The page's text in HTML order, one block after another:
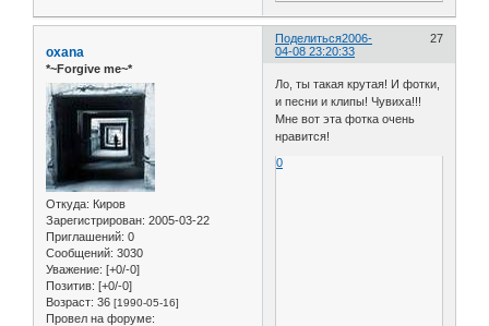
Поделиться 27
2006-
04-08 23:20:33
oxana
*~Forgive me~*
Откуда: Киров
Зарегистрирован: 2005-03-22
Приглашений: 0
Сообщений: 3030
Уважение: [+0/-0]
Позитив: [+0/-0]
Возраст: 36 [1990-05-16]
Провел на форуме:
Ло, ты такая крутая! И фотки,
и песни и клипы! Чувиха!!!
Мне вот эта фотка очень
нравится!
0